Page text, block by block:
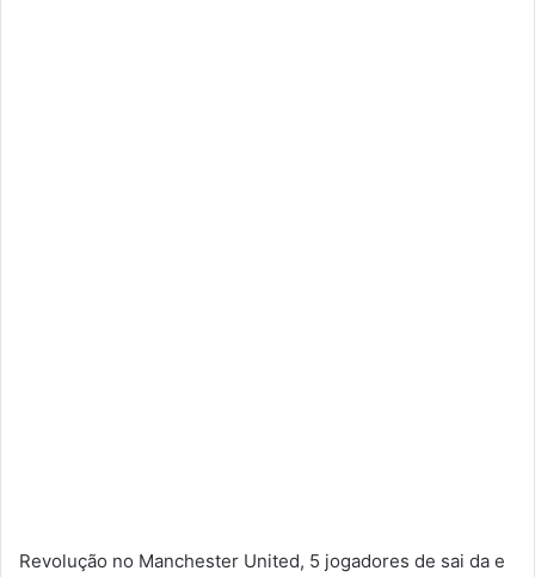
Revolução no Manchester United, 5 jogadores de sai da e